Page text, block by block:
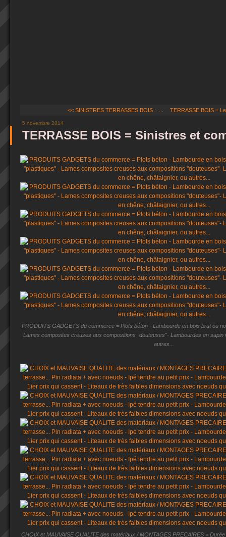
<< SINISTRES TERRASSES BOIS : ... TERRASSE BOIS =
5 novembre 2014
TERRASSE BOIS = Sinistres et
PRODUITS GADGETS du commerce = Plots béton - Lambourde en bois brut ou
Lames composites creuses aux compositions "douteuses"- Lambourdes en sapin
autres...
CHOIX et MAUVAISE QUALITE des matériaux / MONTAGES PRECAIRES =